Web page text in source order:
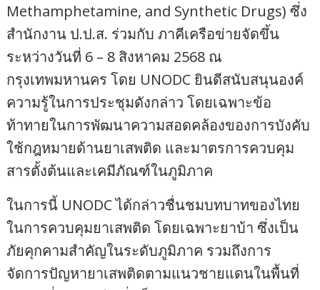
Methamphetamine, and Synthetic Drugs) ซึ่ง
สำนักงาน ป.ป.ส. ร่วมกับ ภาคีเครือข่ายจัดขึ้น
ระหว่างวันที่ 6 – 8 สิงหาคม 2568 ณ
กรุงเทพมหานคร โดย UNODC ยินดีสนับสนุนองค์
ความรู้ในการประชุมดังกล่าว โดยเฉพาะข้อ
ท้าทายในการพัฒนาความสอดคล้องของการบังคับ
ใช้กฎหมายด้านยาเสพติด และมาตรการควบคุม
สารตั้งต้นและเคมีภัณฑ์ในภูมิภาค
ในการนี้ UNODC ได้กล่าวชื่นชมบทบาทของไทย
ในการควบคุมยาเสพติด โดยเฉพาะยาบ้า ซึ่งเป็น
ภัยคุกคามสำคัญในระดับภูมิภาค รวมถึงการ
จัดการปัญหายาเสพติดตามแนวชายแดนในพื้นที่